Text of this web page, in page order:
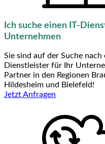
Ich suche einen IT-
Unternehmen
Sie sind auf der Suche
Dienstleister für Ihr
Partner in den Regionen
Hildesheim und Bielefeld!
Jetzt Anfragen